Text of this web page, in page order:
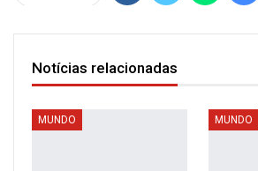
não é uma eleição para uma cor, um
existência, à vida, à independência, a
Notícias relacionadas
MUNDO MUNDO